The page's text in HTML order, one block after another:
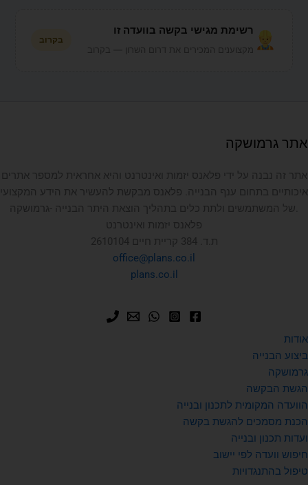
רשימת מגישי בקשה בוועדה זו
בקרוב
אתר גרמושקה
אתר זה נבנה על ידי פלאנס יזמות ואינטרנט והיא אחראית למספר אתרים
איכותיים בתחום ענף הבנייה. פלאנס מבקשת להעשיר את הידע המקצועי
פלאנס יזמות ואינטרנט
ת.ד. 384 קריית חיים 2610104
office@plans.co.il
plans.co.il
אודות
ביצוע הבנייה
גרמושקה
הגשת הבקשה
הוועדה המקומית לתכנון ובנייה
הכנת מסמכים להגשת בקשה
ועדות תכנון ובנייה
חיפוש וועדה לפי יישוב
טיפול בהתנגדויות